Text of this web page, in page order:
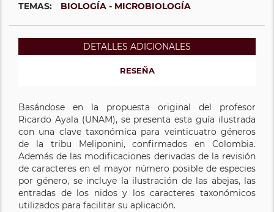
TEMAS: BIOLOGÍA - MICROBIOLOGÍA
DETALLES ADICIONALES
RESEÑA
Basándose en la propuesta original del profesor
Ricardo Ayala (UNAM), se presenta esta guía ilustrada
con una clave taxonómica para veinticuatro géneros
de la tribu Meliponini, confirmados en Colombia.
Además de las modificaciones derivadas de la revisión
de caracteres en el mayor número posible de especies
por género, se incluye la ilustración de las abejas, las
entradas de los nidos y los caracteres taxonómicos
utilizados para facilitar su aplicación.